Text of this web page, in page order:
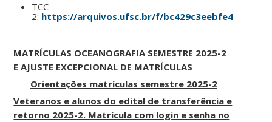
TCC
2: https://arquivos.ufsc.br/f/
MATRÍCULAS OCEANOGRAFIA SEMESTRE 2025-2
E AJUSTE EXCEPCIONAL DE MATRÍCULAS
Orientações matrículas semestre 2025-2
Veteranos e alunos do edital de transferência e
retorno 2025-2. Matrícula com login e senha no